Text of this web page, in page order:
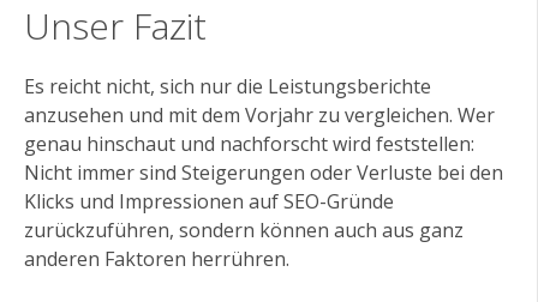
Unser Fazit
Es reicht nicht, sich nur die Leistungsberichte
anzusehen und mit dem Vorjahr zu vergleichen. Wer
genau hinschaut und nachforscht wird feststellen:
Nicht immer sind Steigerungen oder Verluste bei den
Klicks und Impressionen auf SEO-Gründe
zurückzuführen, sondern können auch aus ganz
anderen Faktoren herrühren.